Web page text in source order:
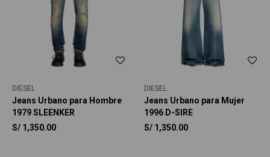
DIESEL
Jeans Urbano para Hombre
1979 SLEENKER
S/ 1,350.00
DIESEL
Jeans Urbano para Mujer
1996 D-SIRE
S/ 1,350.00